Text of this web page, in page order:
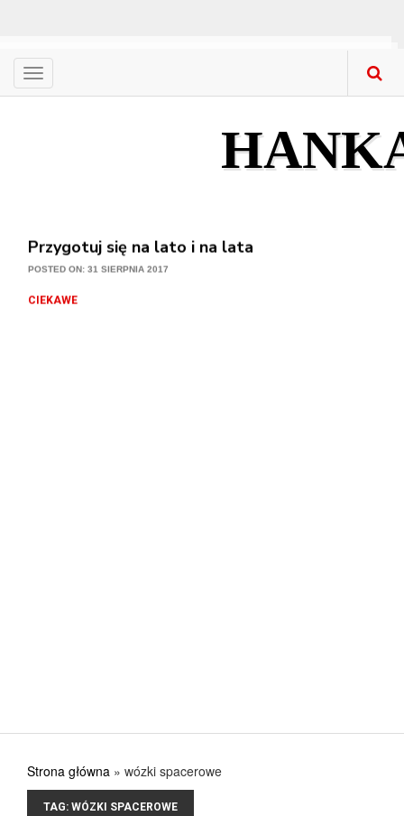
Menu
CIEKAWE
CIEKAWE
Ogród w nowej odsłonie
POSTED ON: 31 SIERPNIA 2017
Strona główna » wózki spacerowe
TAG: WÓZKI SPACEROWE